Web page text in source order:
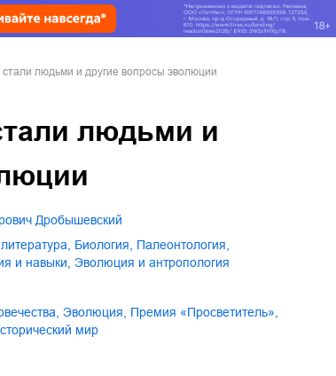
людьми и другие вопросы эволюции
людьми и
Дробышевский
биология палеонтология
и навыки
эволюция и антропология
эволюция премия «Просветитель»
мир